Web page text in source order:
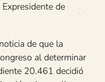
Expresidente de
de que la
al determinar
20.461 decidió